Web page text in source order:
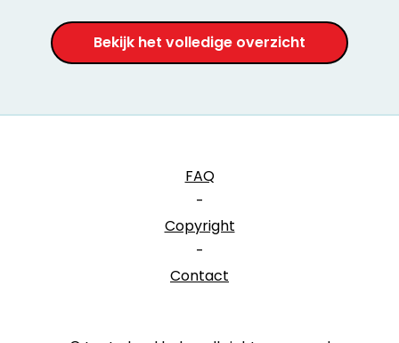
Bekijk het volledige overzicht
FAQ
-
Copyright
-
Contact